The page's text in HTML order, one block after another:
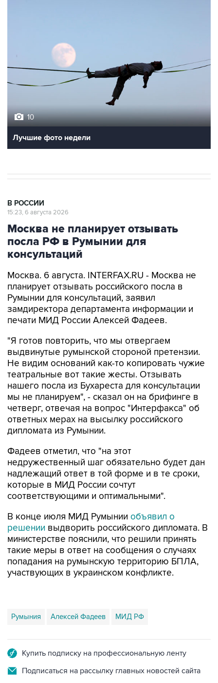
10
Лучшие фото недели
В РОССИИ
15:23, 6 августа 2026
Москва не планирует отзывать
посла РФ в Румынии для
консультаций
Москва. 6 августа. INTERFAX.RU - Москва не
планирует отзывать российского посла в
Румынии для консультаций, заявил
замдиректора департамента информации и
печати МИД России Алексей Фадеев.
"Я готов повторить, что мы отвергаем
выдвинутые румынской стороной претензии.
Не видим оснований как-то копировать чужие
театральные вот такие жесты. Отзывать
нашего посла из Бухареста для консультации
мы не планируем", - сказал он на брифинге в
четверг, отвечая на вопрос "Интерфакса" об
ответных мерах на высылку российского
дипломата из Румынии.
Фадеев отметил, что "на этот
недружественный шаг обязательно будет дан
надлежащий ответ в той форме и в те сроки,
которые в МИД России сочтут
соответствующими и оптимальными".
В конце июля МИД Румынии объявил о
решении выдворить российского дипломата. В
министерстве пояснили, что решили принять
такие меры в ответ на сообщения о случаях
попадания на румынскую территорию БПЛА,
участвующих в украинском конфликте.
Румыния Алексей Фадеев МИД РФ
Купить подписку на профессиональную ленту
Подписаться на рассылку главных новостей сайта